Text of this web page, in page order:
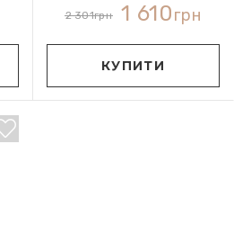
2 301грн 1 610грн
КУПИТИ